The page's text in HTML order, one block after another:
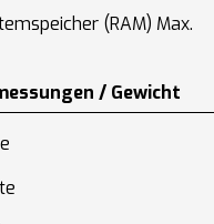
(RAM) Max.
/ Gewicht